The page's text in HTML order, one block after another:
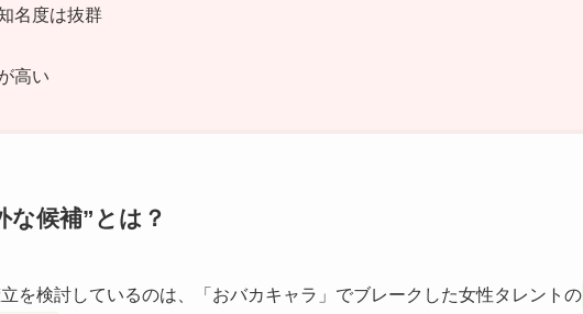
名度は抜群
高い
候補”とは？
を検討しているのは、「おバカキャラ」でブレークした女性タレントの